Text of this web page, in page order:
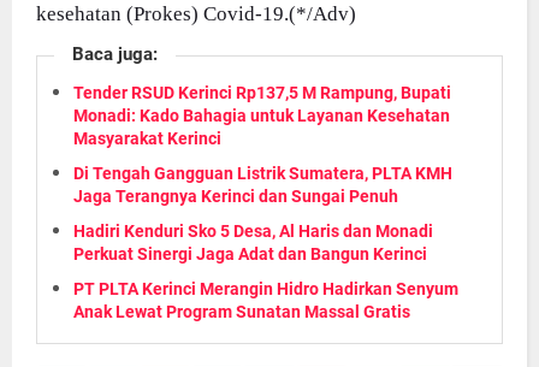
kesehatan (Prokes) Covid-19.(*/Adv)
Baca juga:
Tender RSUD Kerinci Rp137,5 M Rampung, Bupati
Monadi: Kado Bahagia untuk Layanan Kesehatan
Masyarakat Kerinci
Di Tengah Gangguan Listrik Sumatera, PLTA KMH
Jaga Terangnya Kerinci dan Sungai Penuh
Hadiri Kenduri Sko 5 Desa, Al Haris dan Monadi
Perkuat Sinergi Jaga Adat dan Bangun Kerinci
PT PLTA Kerinci Merangin Hidro Hadirkan Senyum
Anak Lewat Program Sunatan Massal Gratis